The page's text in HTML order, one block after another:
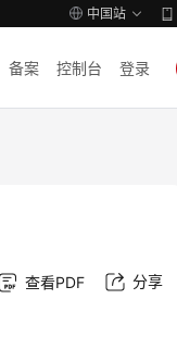
中国站
备案 控制台 登录
查看PDF 分享